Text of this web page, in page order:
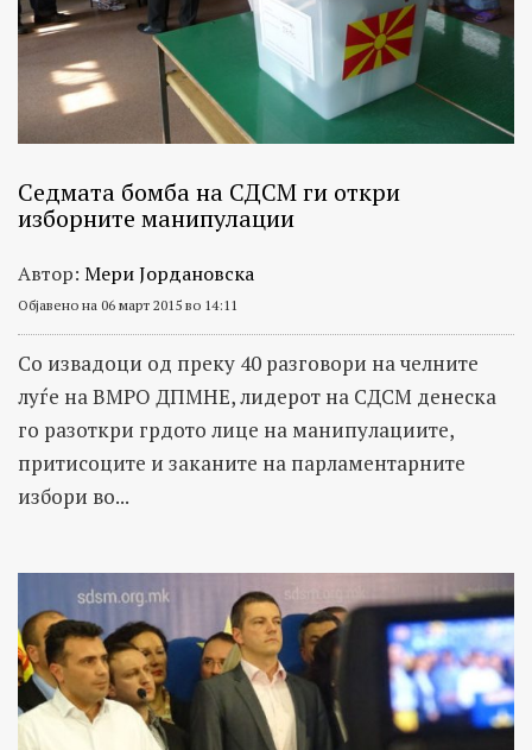
Седмата бомба на СДСМ ги откри
изборните манипулации
Автор: Мери Јордановска
Објавено на 06 март 2015 во 14:11
Со извадоци од преку 40 разговори на челните
луѓе на ВМРО ДПМНЕ, лидерот на СДСМ денеска
го разоткри грдото лице на манипулациите,
притисоците и заканите на парламентарните
избори во...